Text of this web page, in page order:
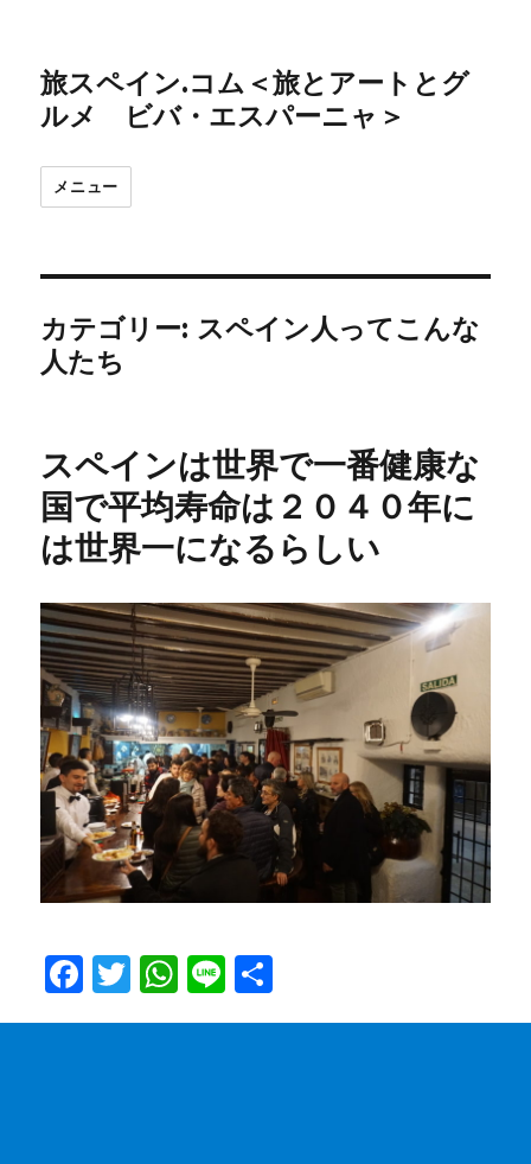
旅スペイン.コム＜旅とアートとグ
ルメ ビバ・エスパーニャ＞
メニュー
カテゴリー: スペイン人ってこんな
人たち
スペインは世界で一番健康な
国で平均寿命は２０４０年に
は世界一になるらしい
F
a
T
w
W
h
Li
n 有